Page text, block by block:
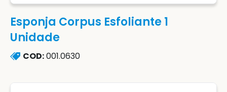
Esponja Corpus Esfoliante 1
Unidade
COD:001.0630